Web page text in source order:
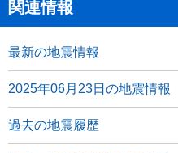
関連情報
最新の地震情報
2025年06月23日の地震情報
過去の地震履歴